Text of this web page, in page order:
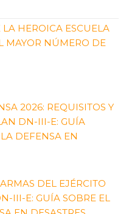
HEROICA ESCUELA
MAYOR NÚMERO DE
2026: REQUISITOS Y
DN-III-E: GUÍA
DEFENSA EN
DEL EJÉRCITO
III-E: GUÍA SOBRE EL